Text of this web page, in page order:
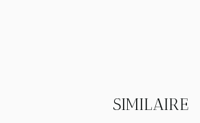
SIMILAIRE